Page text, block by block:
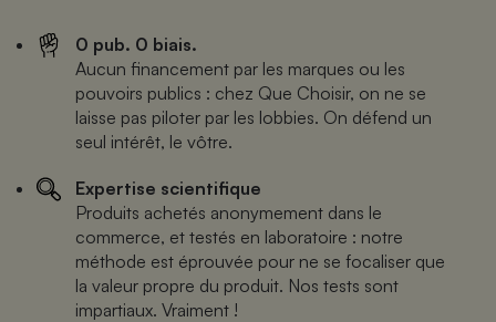
0 pub. 0 biais.
Aucun financement par les marques ou les
pouvoirs publics : chez Que Choisir, on ne se
laisse pas piloter par les lobbies. On défend un
seul intérêt, le vôtre.
Expertise scientifique
Produits achetés anonymement dans le
commerce, et testés en laboratoire : notre
méthode est éprouvée pour ne se focaliser que
la valeur propre du produit. Nos tests sont
impartiaux. Vraiment !